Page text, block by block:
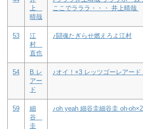
上
晴哉
ここでラララ・・・ 井上晴哉
53
江
村
直也
♪闘魂たぎらせ燃えろよ江村
54
B.レ
アー
ド
♪オイ！×3 レッツゴーレアー
59
細
谷
圭
♪oh yeah 細谷圭細谷圭 oh-oh×2